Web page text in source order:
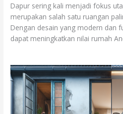
Dapur sering kali menjadi fokus
merupakan salah satu ruangan
Dengan desain yang modern dan
dapat meningkatkan nilai rumah